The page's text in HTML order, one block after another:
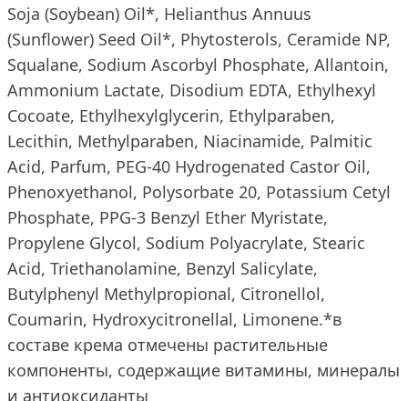
Soja (Soybean) Oil*, Helianthus Annuus
(Sunflower) Seed Oil*, Phytosterols, Ceramide NP,
Squalane, Sodium Ascorbyl Phosphate, Allantoin,
Ammonium Lactate, Disodium EDTA, Ethylhexyl
Cocoate, Ethylhexylglycerin, Ethylparaben,
Lecithin, Methylparaben, Niacinamide, Palmitic
Acid, Parfum, PEG-40 Hydrogenated Castor Oil,
Phenoxyethanol, Polysorbate 20, Potassium Cetyl
Phosphate, PPG-3 Benzyl Ether Myristate,
Propylene Glycol, Sodium Polyacrylate, Stearic
Acid, Triethanolamine, Benzyl Salicylate,
Butylphenyl Methylpropional, Citronellol,
Coumarin, Hydroxycitronellal, Limonene.*в
составе крема отмечены растительные
компоненты, содержащие витамины, минералы
и антиоксиданты